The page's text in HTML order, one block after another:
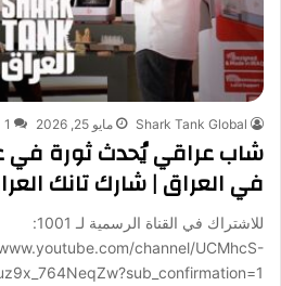
Shark Tank Global مايو 25, 2026 1
شاب عراقي يُحدث ثورة في
في العراق | شارك تانك
للاشتراك في القناة الرسمية لـ 1001:
channel/UCMhcS-